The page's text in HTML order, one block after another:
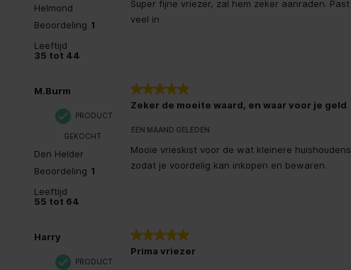
Helmond
Beoordeling 1
Leeftijd
35 tot 44
Super fijne vriezer, zal hem zeker aanraden. Past
veel in
M.Burm
PRODUCT
GEKOCHT
Den Helder
Beoordeling 1
Leeftijd
55 tot 64
5 van 5 sterren.
Zeker de moeite waard, en waar voor je geld
EEN MAAND GELEDEN
Mooie vrieskist voor de wat kleinere huishoudens
zodat je voordelig kan inkopen en bewaren.
Harry
PRODUCT
5 van 5 sterren.
Prima vriezer